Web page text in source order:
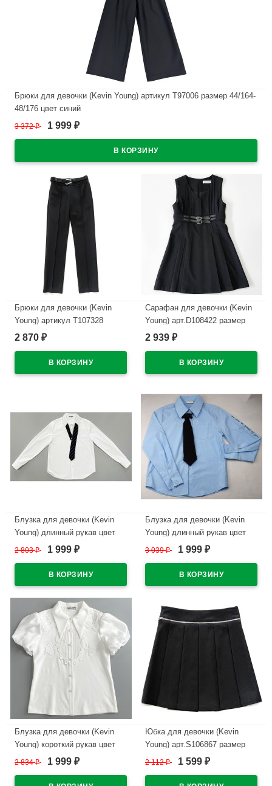
Брюки для девочки (Kevin Young) артикул T97006 размер 44/164-
48/176 цвет синий
В наличии
3 372₽ 1 999 ₽
Брюки для девочки (Kevin
Young) артикул T107328
размер 34/134-44/164 цвет
2 870 ₽
Сарафан для девочки (Kevin
Young) арт.D108422 размер
30/122-40/152 цвет синий
2 939 ₽
Блузка для девочки (Kevin
Young) длинный рукав цвет
белый арт.R105919
2 803₽ 1 999 ₽
Блузка для девочки (Kevin
Young) длинный рукав цвет
голубой арт.R105714
3 039₽ 1 999 ₽
Блузка для девочки (Kevin
Young) короткий рукав цвет
белый арт.R105141
2 834₽ 1 999 ₽
Юбка для девочки (Kevin
Young) арт.S106867 размер
30/122-40/152 цвет синий
2 112₽ 1 599 ₽